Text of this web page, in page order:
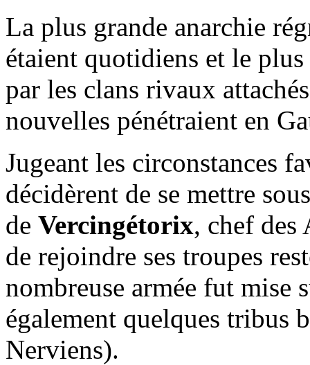
La plus grande anarchie
étaient quotidiens et le
par les clans rivaux
nouvelles pénétraient en
Jugeant les circonstances
décidèrent de se mettre
de Vercingétorix, chef des
de rejoindre ses troupes
nombreuse armée fut mise
également quelques tribus
Nerviens).